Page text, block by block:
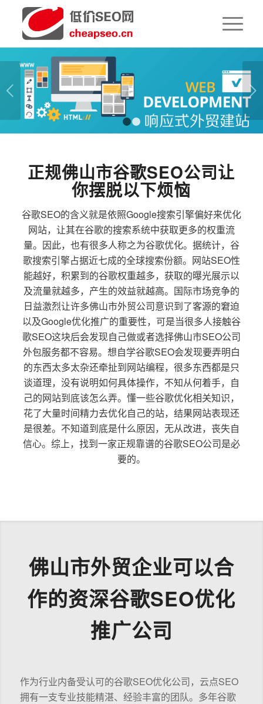
下一页
1 2
正规佛山市谷歌SEO公司让
你摆脱以下烦恼
谷歌SEO的含义就是依照Google搜索引擎偏好来优化
网站，让其在谷歌的搜索系统中获取更多的权重流
量。因此，也有很多人称之为谷歌优化。据统计，谷
歌搜索引擎占据近七成的全球搜索份额。网站SEO性
能越好，积累到的谷歌权重越多，获取的曝光展示以
及流量就越多，产生的效益就越高。国际市场竞争的
日益激烈让许多佛山市外贸公司意识到了客源的窘迫
以及Google优化推广的重要性，可是当很多人接触谷
歌SEO这块后会发现自己做或者选择佛山市SEO公司
外包服务都不容易。想自学谷歌SEO会发现要弄明白
的东西太多太杂还牵扯到网站编程，很多东西都是只
谈道理，没有说明如何具体操作，不知从何着手，自
己的网站到底该怎么弄。懂一些谷歌优化相关知识，
花了大量时间精力去优化自己的站，结果网站表现还
是很差。不知道到底是什么原因，无从改进，丧失自
信心。综上，找到一家正规靠谱的谷歌SEO公司是必
要的。
佛山市外贸企业可以合
作的资深谷歌SEO优化
推广公司
作为行业内备受认可的谷歌SEO优化公司，云点SEO
拥有一支专业技能精湛、经验丰富的团队。多年谷歌